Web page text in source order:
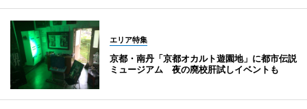
エリア特集
京都・南丹「京都オカルト遊園地」に都市伝説
ミュージアム 夜の廃校肝試しイベントも